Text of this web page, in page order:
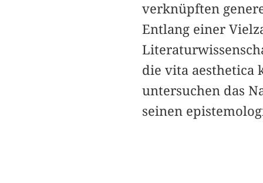
verknüpften
Entlang einer
die vita aesthetica
untersuchen das
seinen